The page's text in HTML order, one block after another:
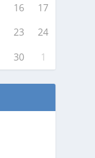
16
17
23
24
30 1